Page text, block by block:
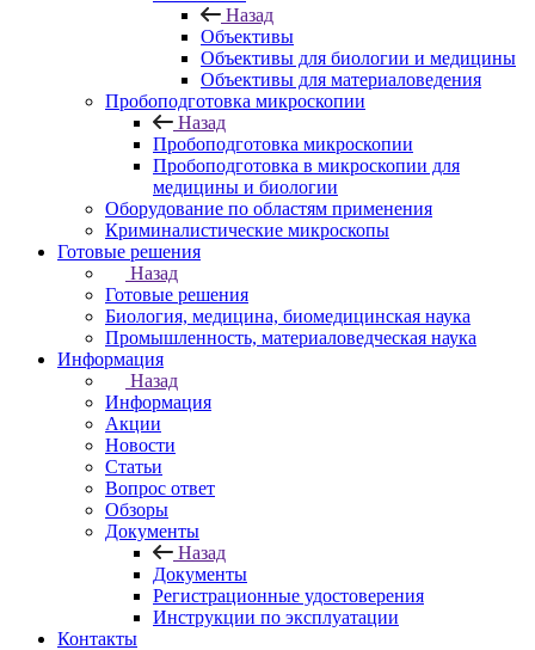
Назад
Объективы
Объективы для биологии и медицины
Объективы для материаловедения
Пробоподготовка микроскопии
Назад
Пробоподготовка микроскопии
Пробоподготовка в микроскопии для
медицины и биологии
Оборудование по областям применения
Криминалистические микроскопы
Готовые решения
Назад
Готовые решения
Биология, медицина, биомедицинская наука
Промышленность, материаловедческая наука
Информация
Назад
Информация
Акции
Новости
Статьи
Вопрос ответ
Обзоры
Документы
Назад
Документы
Регистрационные удостоверения
Инструкции по эксплуатации
Контакты